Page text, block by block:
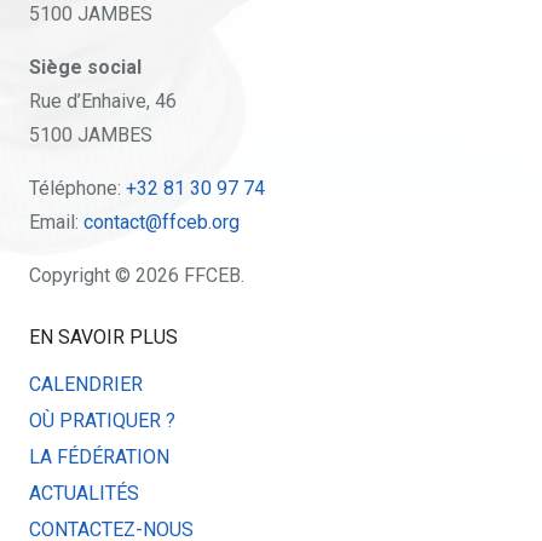
5100 JAMBES
Siège social
Rue d’Enhaive, 46
5100 JAMBES
Téléphone: +32 81 30 97 74
Email: contact@ffceb.org
Copyright © 2026 FFCEB.
EN SAVOIR PLUS
CALENDRIER
OÙ PRATIQUER ?
LA FÉDÉRATION
ACTUALITÉS
CONTACTEZ-NOUS